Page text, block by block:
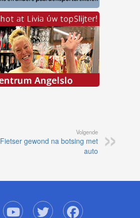
Volgende
Fietser gewond na botsing met
auto